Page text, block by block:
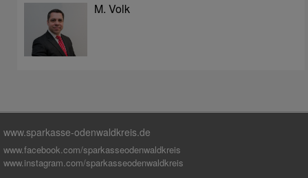
M. Volk
www.sparkasse-odenwaldkreis.de
www.facebook.com/sparkasseodenwaldkreis
www.instagram.com/sparkasseodenwaldkreis